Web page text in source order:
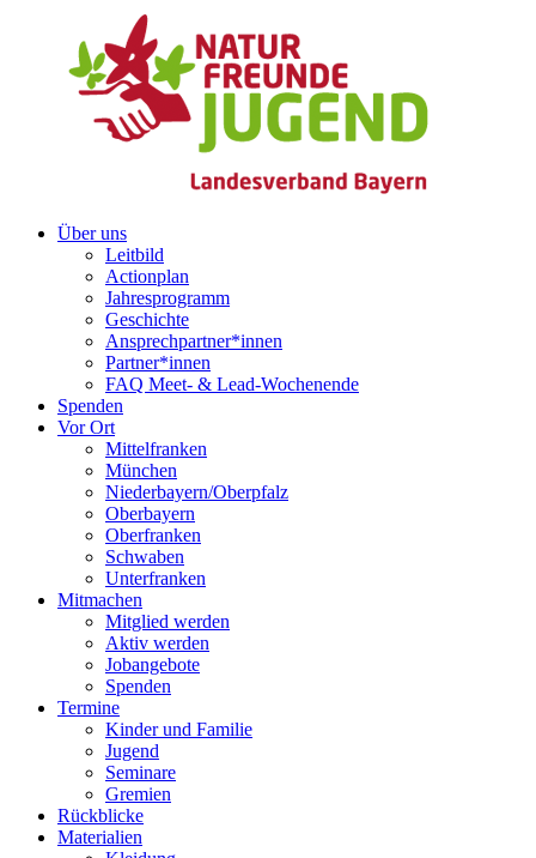
Über uns
Leitbild
Actionplan
Jahresprogramm
Geschichte
Ansprechpartner*innen
Partner*innen
FAQ Meet- & Lead-Wochenende
Spenden
Vor Ort
Mittelfranken
München
Niederbayern/Oberpfalz
Oberbayern
Oberfranken
Schwaben
Unterfranken
Mitmachen
Mitglied werden
Aktiv werden
Jobangebote
Spenden
Termine
Kinder und Familie
Jugend
Seminare
Gremien
Rückblicke
Materialien